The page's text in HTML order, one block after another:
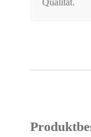
Qualität.